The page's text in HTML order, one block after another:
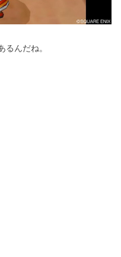
るんだね。